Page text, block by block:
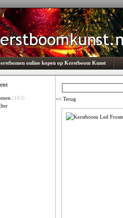
online kopen op Kerstboom Kunst
(163)
<< Terug